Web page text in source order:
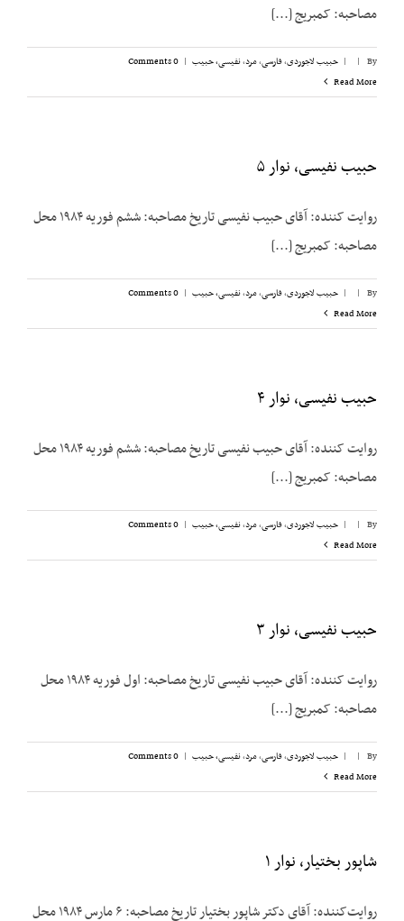
مصاحبه: کمبریج [...]
By
|
| حبیب لاجوردی,فارسی,مرد,نفیسی، حبیب |
0 Comments
Read More
حبیب نفیسی، نوار ۵
روایت کننده: آقای حبیب نفیسی تاریخ مصاحبه: ششم فوریه ۱۹۸۴ محل
مصاحبه: کمبریج [...]
By
|
| حبیب لاجوردی,فارسی,مرد,نفیسی، حبیب |
0 Comments
Read More
حبیب نفیسی، نوار ۴
روایت کننده: آقای حبیب نفیسی تاریخ مصاحبه: ششم فوریه ۱۹۸۴ محل
مصاحبه: کمبریج [...]
By
|
| حبیب لاجوردی,فارسی,مرد,نفیسی، حبیب |
0 Comments
Read More
حبیب نفیسی، نوار ۳
روایت کننده: آقای حبیب نفیسی تاریخ مصاحبه: اول فوریه ۱۹۸۴ محل
مصاحبه: کمبریج [...]
By
|
| حبیب لاجوردی,فارسی,مرد,نفیسی، حبیب |
0 Comments
Read More
شاپور بختیار، نوار ۱
روایت‌کننده: آقای دکتر شاپور بختیار تاریخ مصاحبه: ۶ مارس ۱۹۸۴ محل